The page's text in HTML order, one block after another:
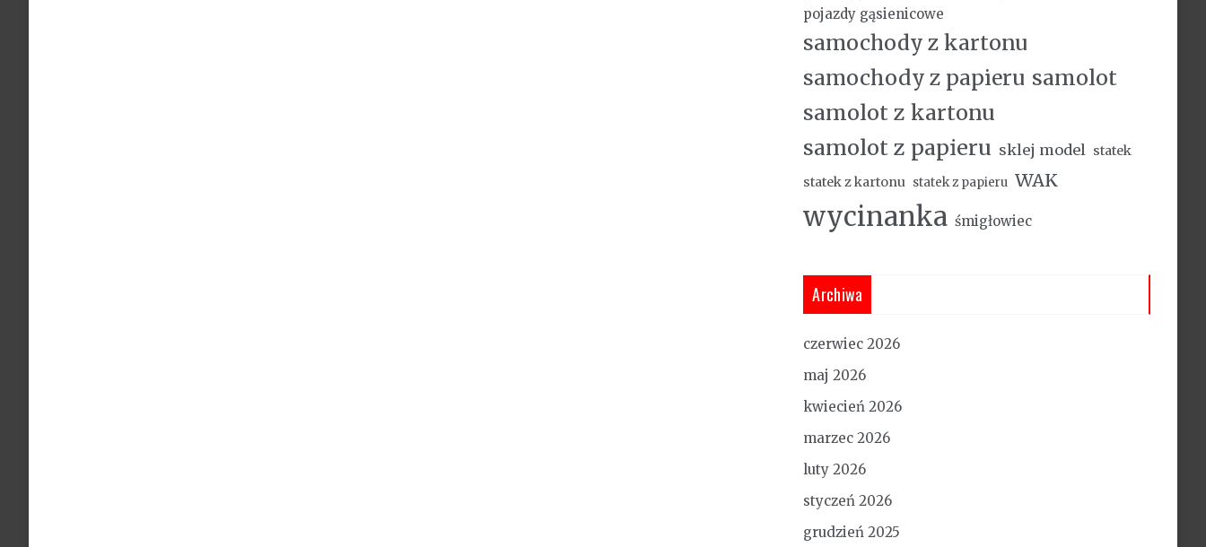
pojazdy gąsienicowe
samochody z kartonu
samochody z papieru samolot
samolot z kartonu
samolot z papieru sklej model
statek
statek z kartonu statek z papieru WAK
wycinanka śmigłowiec
Archiwa
czerwiec 2026
maj 2026
kwiecień 2026
marzec 2026
luty 2026
styczeń 2026
grudzień 2025